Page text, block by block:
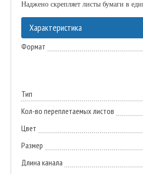
Наджено скрепляет листы бумаги в
Характеристика
Формат
Тип
Кол-во переплетаемых листов
Цвет
Размер
Длина канала